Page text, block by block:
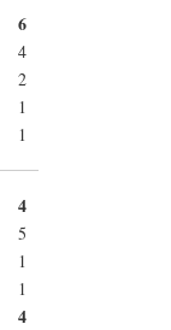
6
4
2
1
1
4
5
1
1
4